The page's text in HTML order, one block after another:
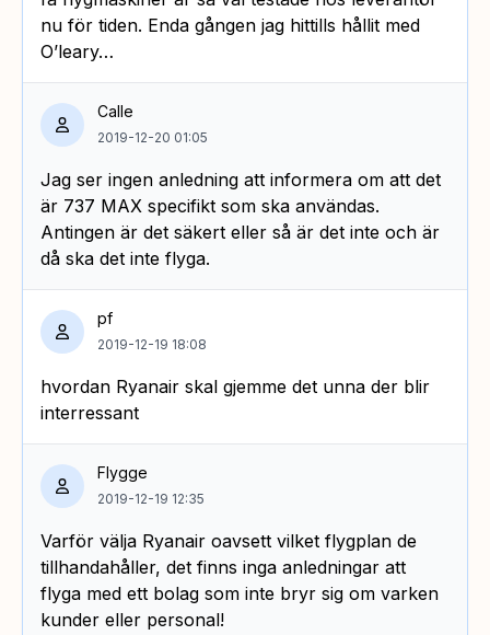
nu för tiden. Enda gången jag hittills hållit med
O’leary…
Calle
2019-12-20 01:05
Jag ser ingen anledning att informera om att det
är 737 MAX specifikt som ska användas.
Antingen är det säkert eller så är det inte och är
då ska det inte flyga.
pf
2019-12-19 18:08
hvordan Ryanair skal gjemme det unna der blir
interressant
Flygge
2019-12-19 12:35
Varför välja Ryanair oavsett vilket flygplan de
tillhandahåller, det finns inga anledningar att
flyga med ett bolag som inte bryr sig om varken
kunder eller personal!